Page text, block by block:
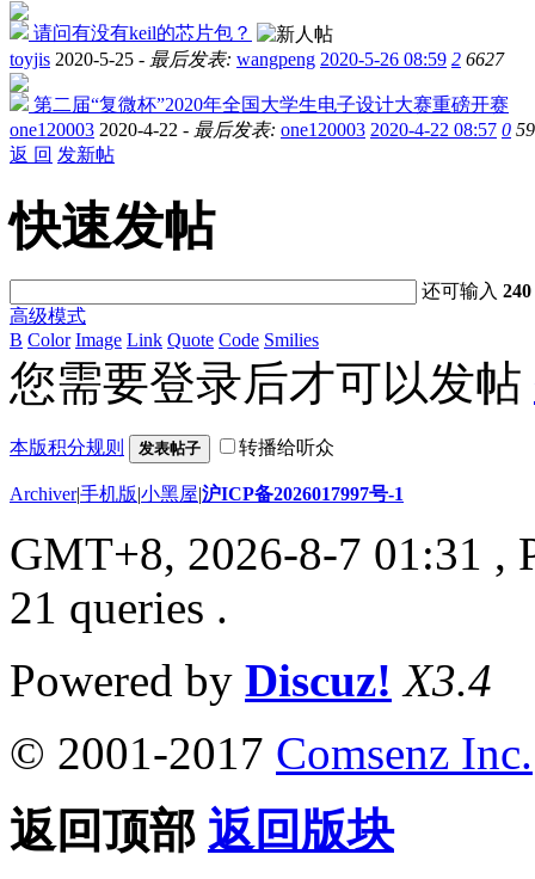
请问有没有keil的芯片包？
toyjis 2020-5-25 - 最后发表: wangpeng 2020-5-26 08:59 2 6627
第二届“复微杯”2020年全国大学生电子设计大赛重磅开赛
one120003 2020-4-22 - 最后发表: one120003 2020-4-22 08:57 0
返 回 发新帖
快速发帖
还可输入240
高级模式
B Color Image Link Quote Code Smilies
您需要登录后才可以发帖
本版积分规则 发表帖子 转播给听众
Archiver|手机版|小黑屋|沪ICP备2026017997号-1
GMT+8, 2026-8-7 01:31 ,
21 queries .
Powered by Discuz! X3.4
© 2001-2017 Comsenz Inc.
返回顶部 返回版块